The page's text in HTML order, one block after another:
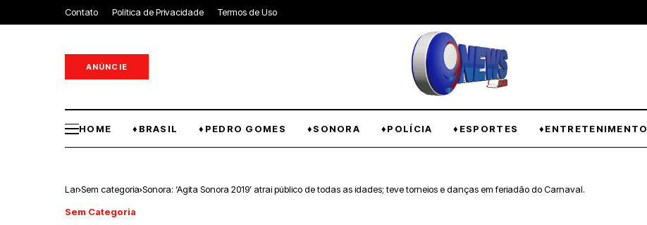
Contato Política de Privacidade Termos de Uso
ANÚNCIE
HOME ♦BRASIL ♦PEDRO GOMES ♦SONORA ♦POLÍCIA ♦ESPORTES ♦ENTRETENIMENTO
Lar Sem categoria Sonora: ‘Agita Sonora 2019’ atrai público de todas as idades; teve torneios e danças em feriadão do Carnaval.
Sem Categoria